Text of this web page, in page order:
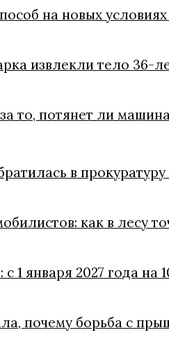
на новых
извлекли тело 36-
то, потянет ли
в
как в лесу
1 января 2027 года
почему борьба с